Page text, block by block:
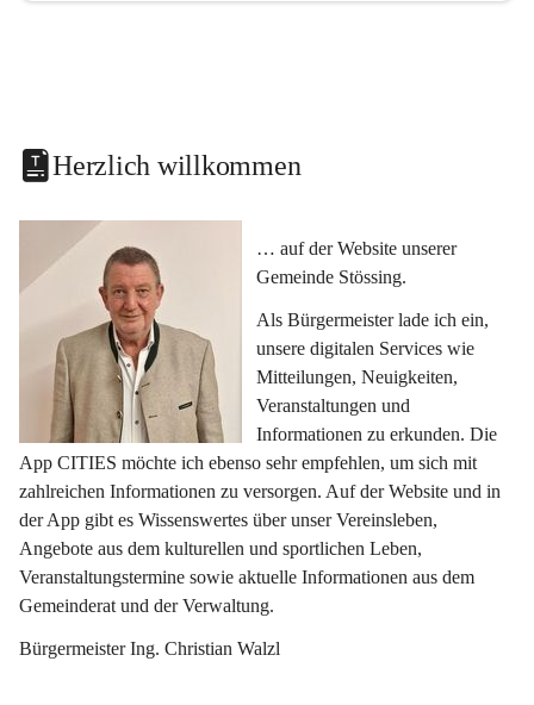
Herzlich willkommen
… auf der Website unserer
Gemeinde Stössing.
Als Bürgermeister lade ich ein,
unsere digitalen Services wie
Mitteilungen, Neuigkeiten,
Veranstaltungen und
Informationen zu erkunden. Die
App CITIES möchte ich ebenso sehr empfehlen, um sich mit
zahlreichen Informationen zu versorgen. Auf der Website und in
der App gibt es Wissenswertes über unser Vereinsleben,
Angebote aus dem kulturellen und sportlichen Leben,
Veranstaltungstermine sowie aktuelle Informationen aus dem
Gemeinderat und der Verwaltung.
Bürgermeister Ing. Christian Walzl